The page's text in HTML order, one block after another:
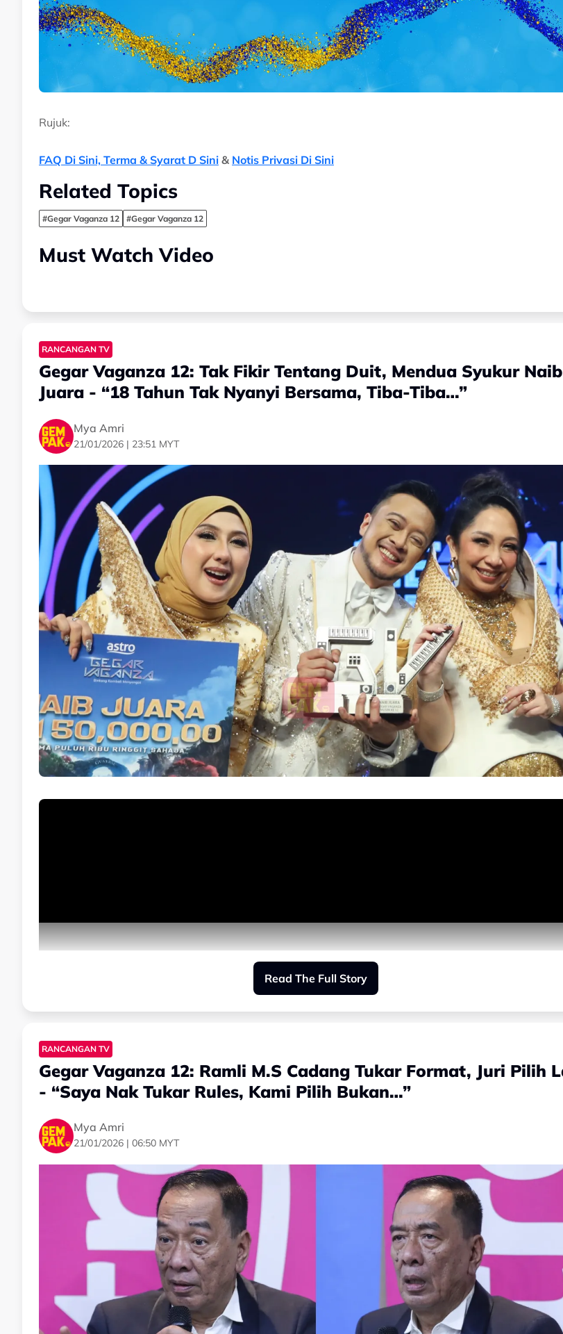
Rujuk:
FAQ Di Sini, Terma & Syarat D Sini & Notis Privasi Di Sini
Related Topics
#Gegar Vaganza 12 #Gegar Vaganza 12
Must Watch Video
RANCANGAN TV
Gegar Vaganza 12: Tak Fikir Tentang Duit, Mendua Syukur Naib
Juara - “18 Tahun Tak Nyanyi Bersama, Tiba-Tiba…”
Mya Amri
21/01/2026 | 23:51 MYT
Read The Full Story
RANCANGAN TV
Gegar Vaganza 12: Ramli M.S Cadang Tukar Format, Juri Pilih
- “Saya Nak Tukar Rules, Kami Pilih Bukan…”
Mya Amri
21/01/2026 | 06:50 MYT